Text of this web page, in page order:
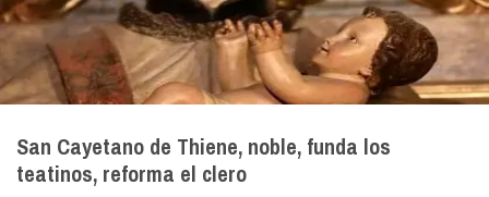
San Cayetano de Thiene, noble, funda los
teatinos, reforma el clero